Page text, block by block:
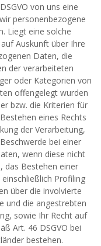
von uns eine
personenbezogene
Liegt eine solche
Auskunft über Ihre
Daten, die
der verarbeiteten
oder Kategorien von
offengelegt wurden
bzw. die Kriterien für
eines Rechts
der Verarbeitung,
bei einer
wenn diese nicht
das Bestehen einer
Profiling
über die involvierte
und die angestrebten
sowie Ihr Recht auf
Art. 46 DSGVO bei
bestehen.